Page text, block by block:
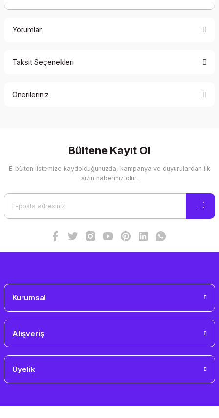
Yorumlar
Taksit Seçenekleri
Önerileriniz
Görüş ve önerileriniz için teşekkür ederiz.
Ürün resmi kalitesiz, bozuk veya görüntülenemiyor.
Bültene Kayıt Ol
E-bülten listemize kaydolduğunuzda, kampanya ve duyurulardan ilk
sizin haberiniz olur.
Kurumsal
Alışveriş
Üyelik